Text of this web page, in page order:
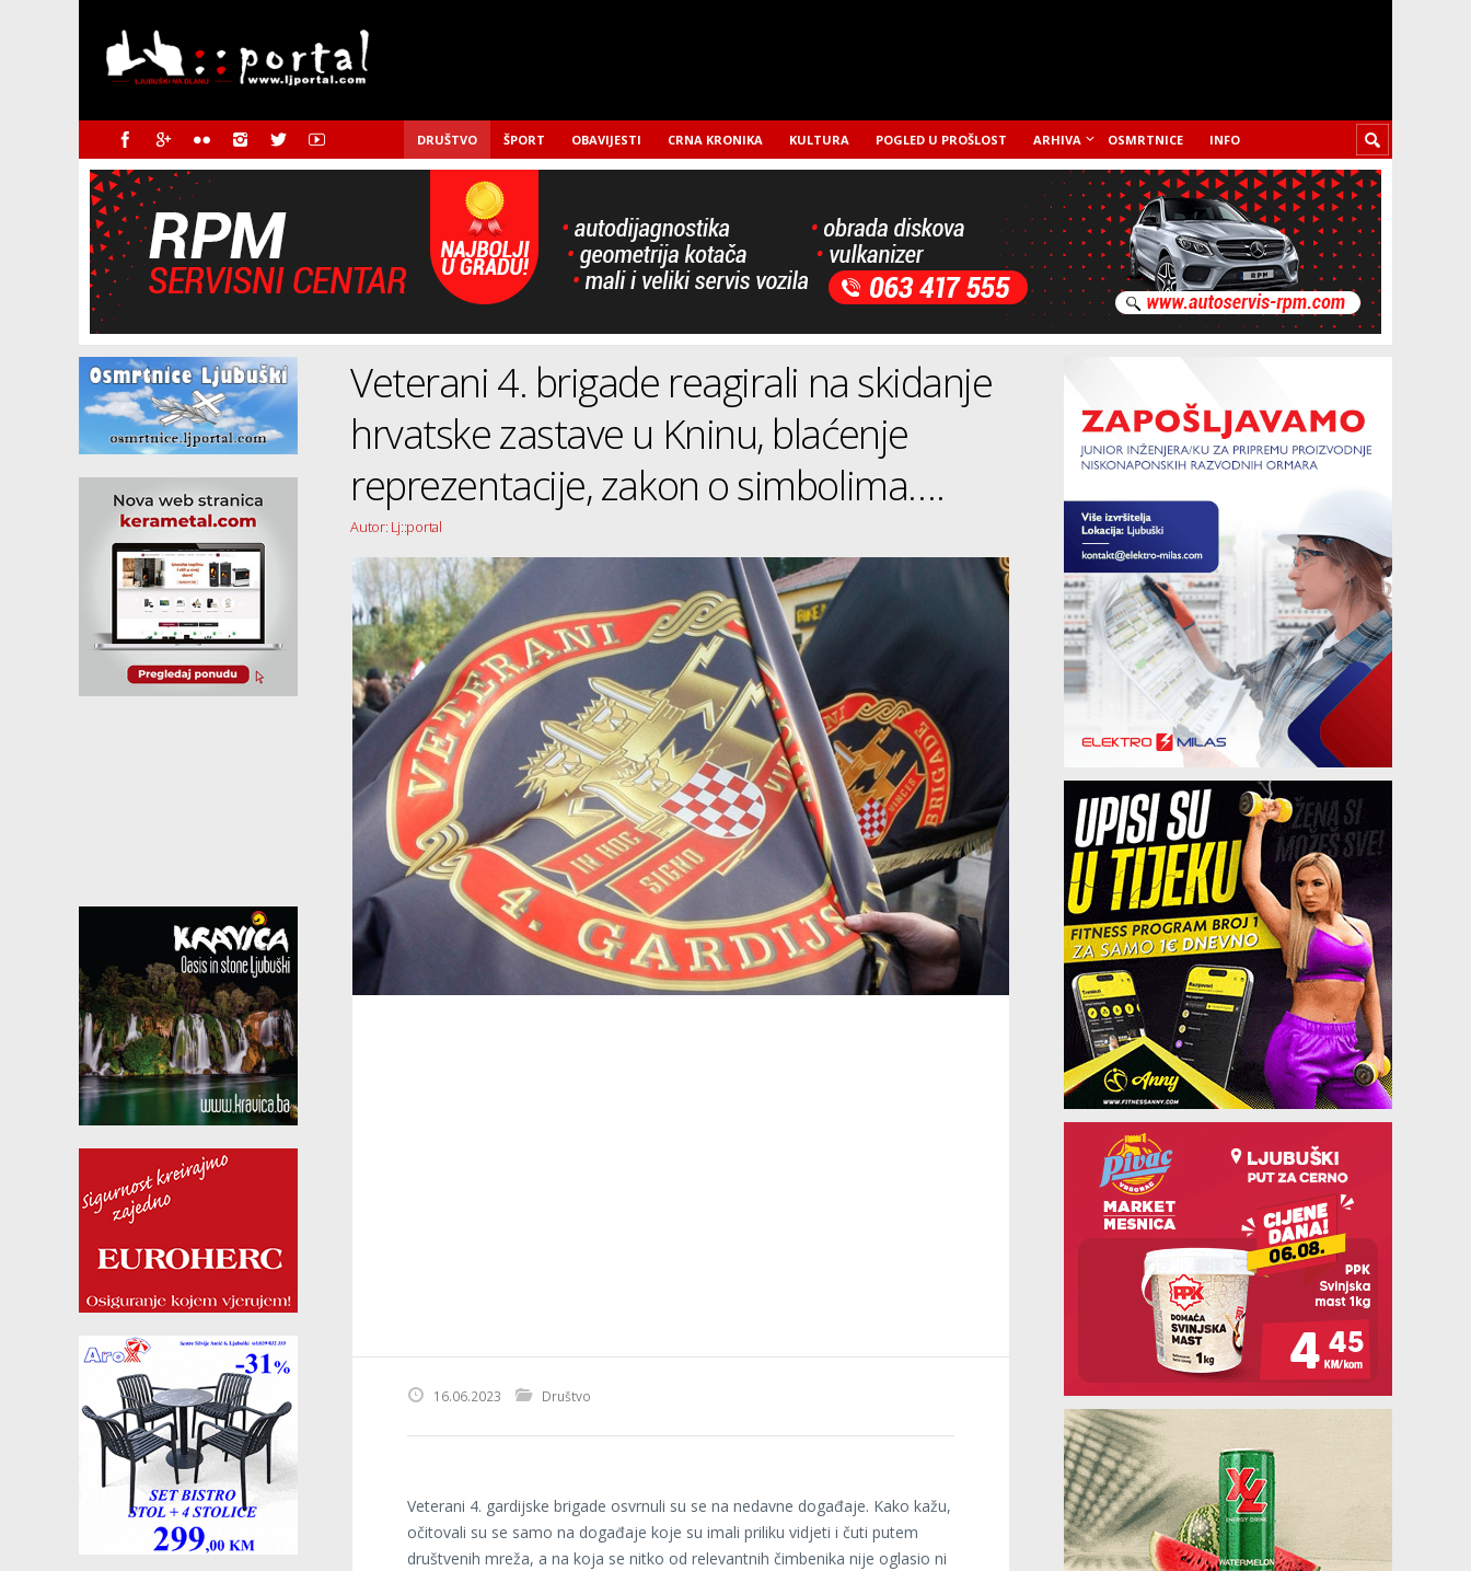
DRUŠTVO ŠPORT OBAVIJESTI CRNA KRONIKA KULTURA POGLED U PROŠLOST ARHIVA OSMRTNICE INFO
Veterani 4. brigade reagirali na skidanje
hrvatske zastave u Kninu, blaćenje
reprezentacije, zakon o simbolima….
Autor: Lj::portal
16.06.2023 Društvo
Veterani 4. gardijske brigade osvrnuli su se na nedavne događaje. Kako kažu,
očitovali su se samo na događaje koje su imali priliku vidjeti i čuti putem
društvenih mreža, a na koja se nitko od relevantnih čimbenika nije oglasio ni